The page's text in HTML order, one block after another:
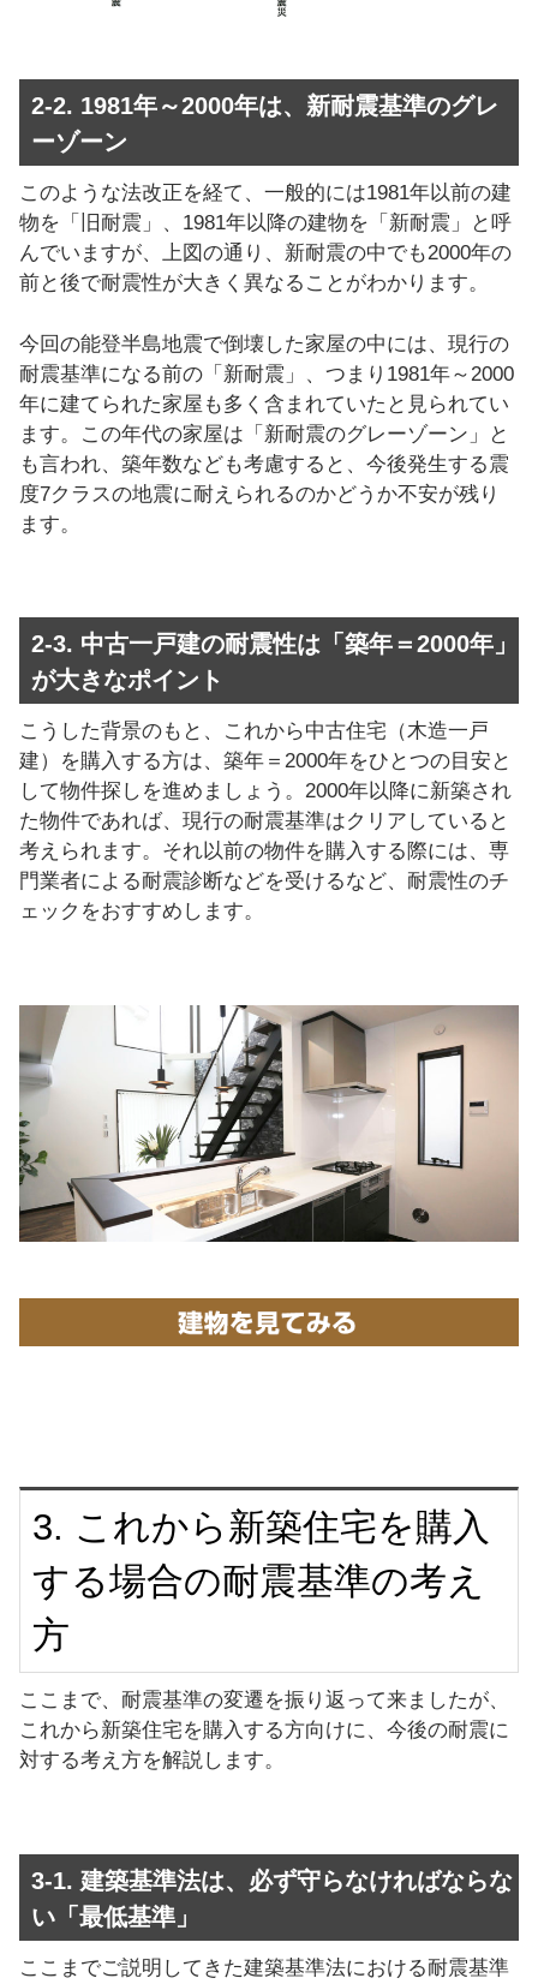
2-2. 1981年～2000年は、新耐震基準のグレ
ーゾーン
このような法改正を経て、一般的には1981年以前の建
物を「旧耐震」、1981年以降の建物を「新耐震」と呼
んでいますが、上図の通り、新耐震の中でも2000年の
前と後で耐震性が大きく異なることがわかります。
今回の能登半島地震で倒壊した家屋の中には、現行の
耐震基準になる前の「新耐震」、つまり1981年～2000
年に建てられた家屋も多く含まれていたと見られてい
ます。この年代の家屋は「新耐震のグレーゾーン」と
も言われ、築年数なども考慮すると、今後発生する震
度7クラスの地震に耐えられるのかどうか不安が残り
ます。
2-3. 中古一戸建の耐震性は「築年＝2000年」
が大きなポイント
こうした背景のもと、これから中古住宅（木造一戸
建）を購入する方は、築年＝2000年をひとつの目安と
して物件探しを進めましょう。2000年以降に新築され
た物件であれば、現行の耐震基準はクリアしていると
考えられます。それ以前の物件を購入する際には、専
門業者による耐震診断などを受けるなど、耐震性のチ
ェックをおすすめします。
3. これから新築住宅を購入
する場合の耐震基準の考え
方
ここまで、耐震基準の変遷を振り返って来ましたが、
これから新築住宅を購入する方向けに、今後の耐震に
対する考え方を解説します。
3-1. 建築基準法は、必ず守らなければならな
い「最低基準」
ここまでご説明してきた建築基準法における耐震基準